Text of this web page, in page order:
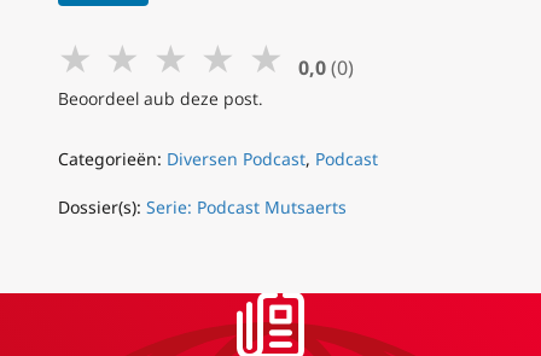
★ ★ ★ ★ ★ 0,0 (0)
Beoordeel aub deze post.
Categorieën: Diversen Podcast, Podcast
Dossier(s): Serie: Podcast Mutsaerts